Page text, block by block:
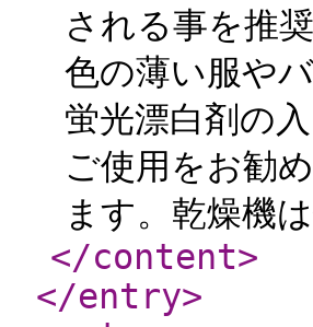
される事を推
色の薄い服や
蛍光漂白剤の
ご使用をお勧
ます。乾燥機
</content>
</entry>